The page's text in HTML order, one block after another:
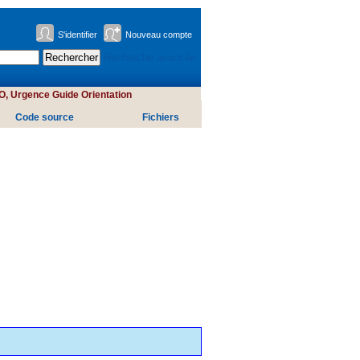
S'identifier Nouveau compte
Urgence Guide Orientation
Code source Fichiers